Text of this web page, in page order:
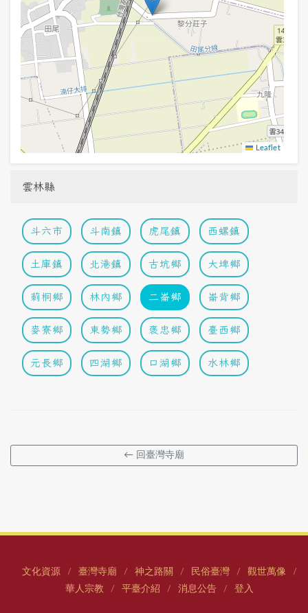
Leaflet
雲林縣
斗六市 斗南鎮 虎尾鎮 西螺鎮
土庫鎮 北港鎮 古坑鄉 大埤鄉
莿桐鄉 林內鄉 二崙鄉 崙背鄉
麥寮鄉 東勢鄉 褒忠鄉 臺西鄉
元長鄉 四湖鄉 口湖鄉 水林鄉
← 回臺灣寺廟
文化資源 / 臺灣寺廟 / 神之路關 / 民俗臺灣 / 觀世萬像 /
華人宗教 / 平臺介紹 / 消息公告 / 登入